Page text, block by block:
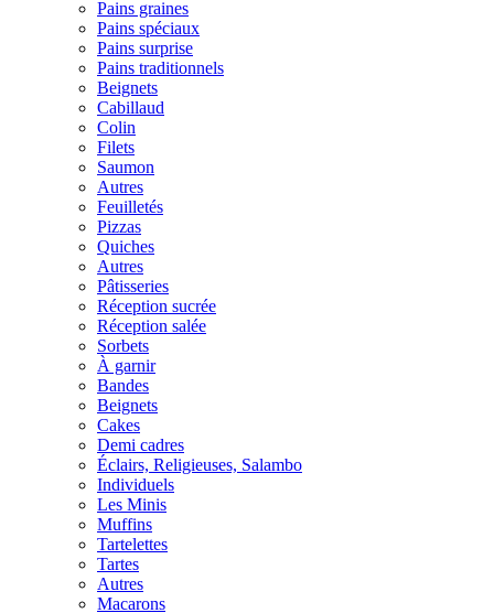
Pains graines
Pains spéciaux
Pains surprise
Pains traditionnels
Beignets
Cabillaud
Colin
Filets
Saumon
Autres
Feuilletés
Pizzas
Quiches
Autres
Pâtisseries
Réception sucrée
Réception salée
Sorbets
À garnir
Bandes
Beignets
Cakes
Demi cadres
Éclairs, Religieuses, Salambo
Individuels
Les Minis
Muffins
Tartelettes
Tartes
Autres
Macarons